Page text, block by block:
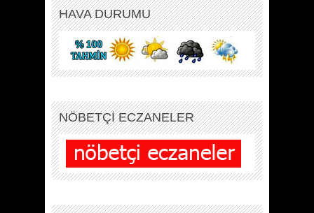
HAVA DURUMU
NÖBETÇİ ECZANELER